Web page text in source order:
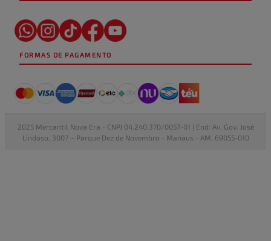
FORMAS DE PAGAMENTO
2025 Mercantil Nova Era - CNPJ 04.240.370/0057-01 | End: Av. Gov. José
Lindoso, 3007 – Parque Dez de Novembro - Manaus - AM, 69055-010